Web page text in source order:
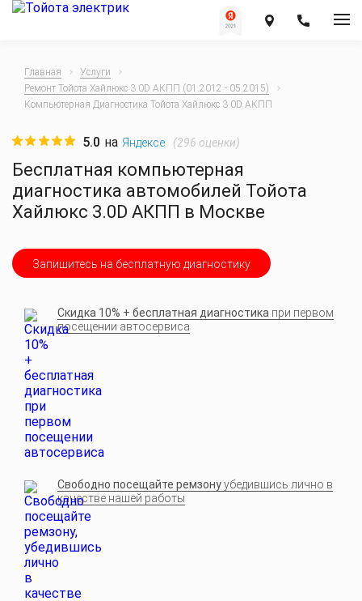
Главная
Услуги
Ремонт Тойота Хайлюкс 3.0D АКПП (01.2012 - 05.2015)
Компьютерная Диагностика Тойота Хайлюкс 3.0D АКПП
Бесплатная компьютерная
диагностика автомобилей Тойота
Хайлюкс 3.0D АКПП в Москве
5.0 на Яндексе (296 оценки)
Запишитесь на бесплатную диагностику
Скидка 10% + бесплатная диагностика при первом
посещении автосервиса
Свободно посещайте ремзонуубедившись лично в
качестве нашей работы